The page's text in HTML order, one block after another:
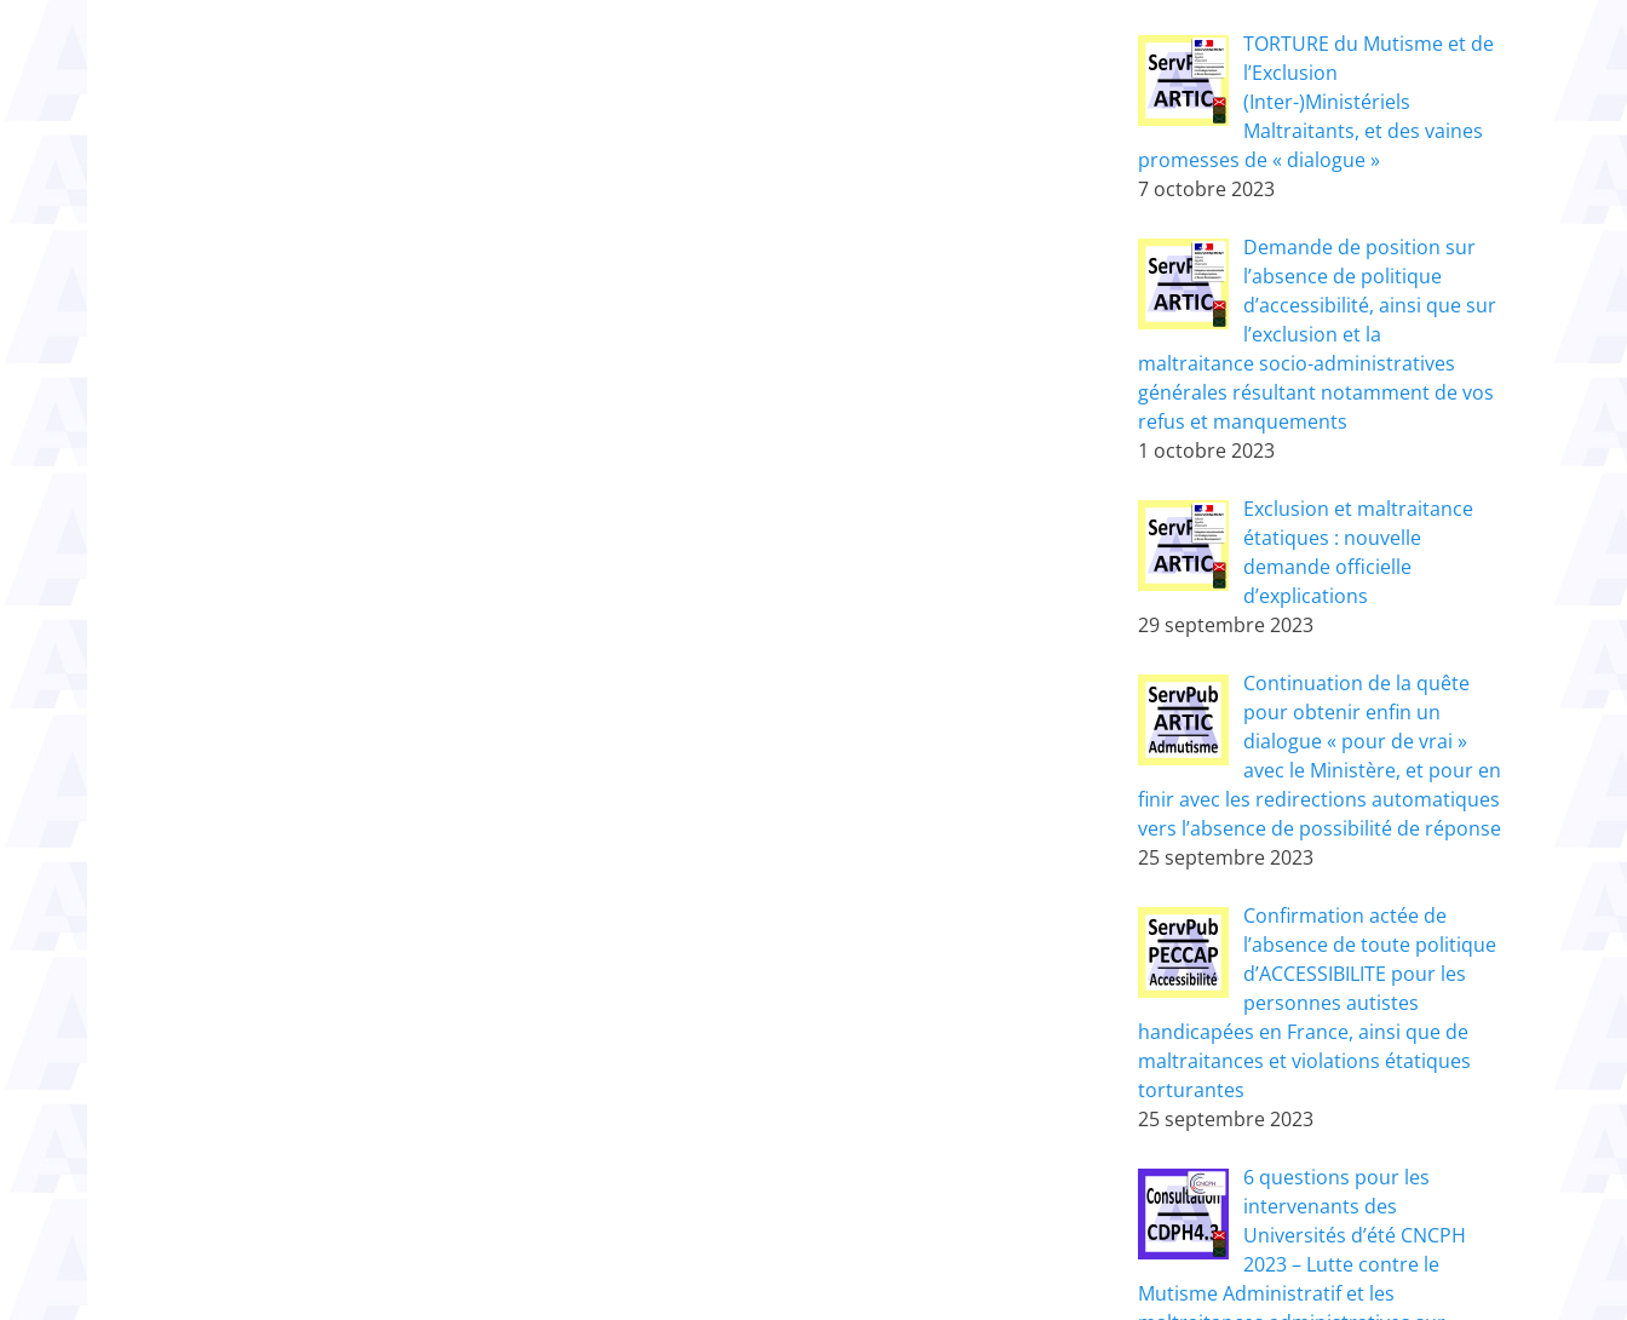
TORTURE du Mutisme et de
l’Exclusion
(Inter-)Ministériels
Maltraitants, et des vaines
promesses de « dialogue »
7 octobre 2023
Demande de position sur
l’absence de politique
d’accessibilité, ainsi que sur
l’exclusion et la
maltraitance socio-administratives
générales résultant notamment de vos
refus et manquements
1 octobre 2023
Exclusion et maltraitance
étatiques : nouvelle
demande officielle
d’explications
29 septembre 2023
Continuation de la quête
pour obtenir enfin un
dialogue « pour de vrai »
avec le Ministère, et pour en
finir avec les redirections automatiques
vers l’absence de possibilité de réponse
25 septembre 2023
Confirmation actée de
l’absence de toute politique
d’ACCESSIBILITE pour les
personnes autistes
handicapées en France, ainsi que de
maltraitances et violations étatiques
torturantes
25 septembre 2023
6 questions pour les
intervenants des
Universités d’été CNCPH
2023 – Lutte contre le
Mutisme Administratif et les